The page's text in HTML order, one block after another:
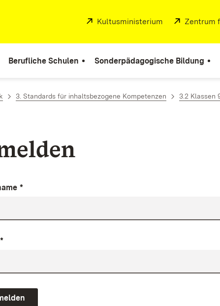
Extern:
Kultusministerium (Öffnet in
Extern:
Zentrum
Berufliche Schulen Sonderpädagogische Bildung
3. Standards für inhaltsbezogene Kompetenzen 3.2 Klassen
*
*